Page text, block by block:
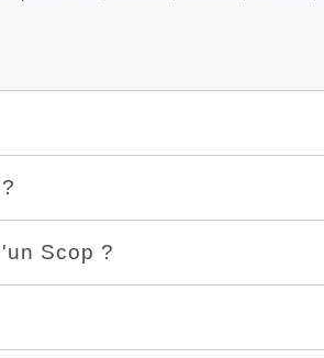
Scop ?